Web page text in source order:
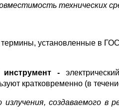
технических
термины, установленные в
инструмент -
кратковременно (в
излучения, создаваемого в